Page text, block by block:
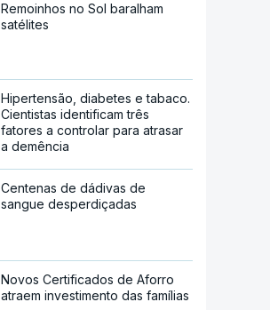
Remoinhos no Sol baralham
satélites
Hipertensão, diabetes e tabaco.
Cientistas identificam três
fatores a controlar para atrasar
a demência
Centenas de dádivas de
sangue desperdiçadas
Novos Certificados de Aforro
atraem investimento das famílias